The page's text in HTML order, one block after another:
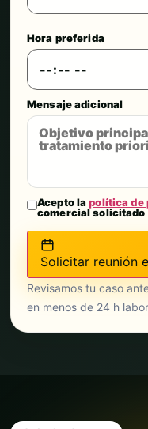
Hora preferida
Mensaje adicional
Acepto lapolítica de
comercial solicitado
Solicitar reunión
Revisamos tu caso
en menos de 24 h